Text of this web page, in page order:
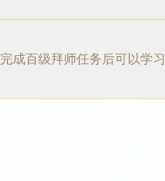
完成百级拜师任务后可以学习